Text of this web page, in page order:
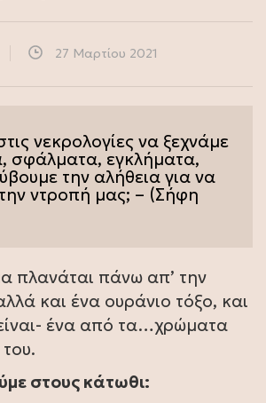
27 Μαρτίου 2021
νεκρολογίες να ξεχνάμε
σφάλματα, εγκλήματα,
την αλήθεια για να
ντροπή μας; – (Σήφη
πλανάται πάνω απ’ την
και ένα ουράνιο τόξο, και
ένα από τα…χρώματα
στους κάτωθι: